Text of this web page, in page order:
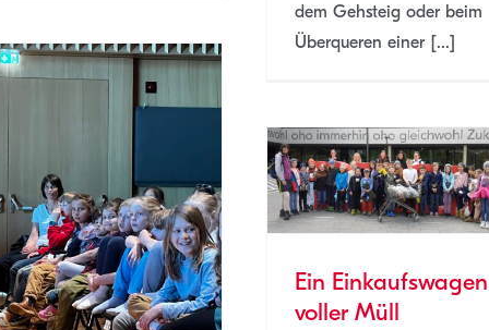
dem Gehsteig oder beim
Überqueren einer [...]
Ein Einkaufswagen
voller Müll
MSTB SJ 22/23
Ein Einkaufswagen
voller Müll